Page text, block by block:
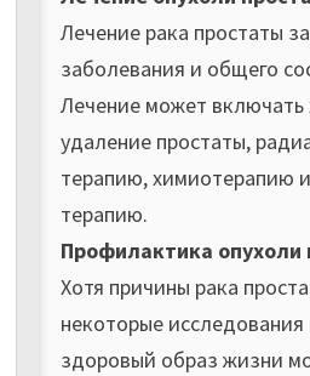
Лечение рака простаты
заболевания и общего
Лечение может включать
удаление простаты,
терапию, химиотерапию
терапию.
Профилактика опухоли
Хотя причины рака
некоторые
здоровый образ жизни